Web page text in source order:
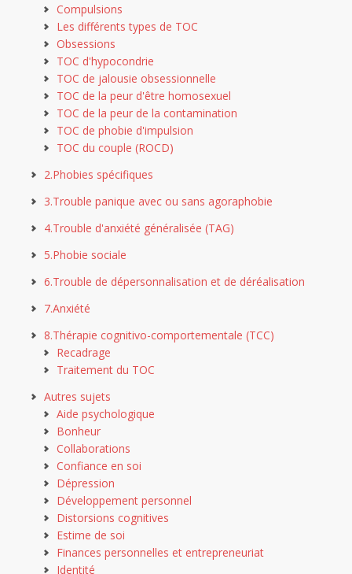
Compulsions
Les différents types de TOC
Obsessions
TOC d'hypocondrie
TOC de jalousie obsessionnelle
TOC de la peur d'être homosexuel
TOC de la peur de la contamination
TOC de phobie d'impulsion
TOC du couple (ROCD)
2.Phobies spécifiques
3.Trouble panique avec ou sans agoraphobie
4.Trouble d'anxiété généralisée (TAG)
5.Phobie sociale
6.Trouble de dépersonnalisation et de déréalisation
7.Anxiété
8.Thérapie cognitivo-comportementale (TCC)
Recadrage
Traitement du TOC
Autres sujets
Aide psychologique
Bonheur
Collaborations
Confiance en soi
Dépression
Développement personnel
Distorsions cognitives
Estime de soi
Finances personnelles et entrepreneuriat
Identité